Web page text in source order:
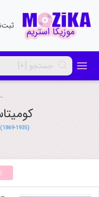
ثبت‌نام
(1869-1935)